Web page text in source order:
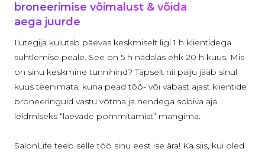
broneerimise võimalust & võida
aega juurde
Ilutegija kulutab päevas keskmiselt ligi 1 h klientidega
suhtlemise peale. See on 5 h nädalas ehk 20 h kuus. Mis
on sinu keskmine tunnihind? Täpselt nii palju jääb sinul
kuus teenimata, kuna pead töö- või vabast ajast klientide
broneeringuid vastu võtma ja nendega sobiva aja
leidmiseks “laevade pommitamist” mängima.
SalonLife teeb selle töö sinu eest ise ära! Ka siis, kui oled